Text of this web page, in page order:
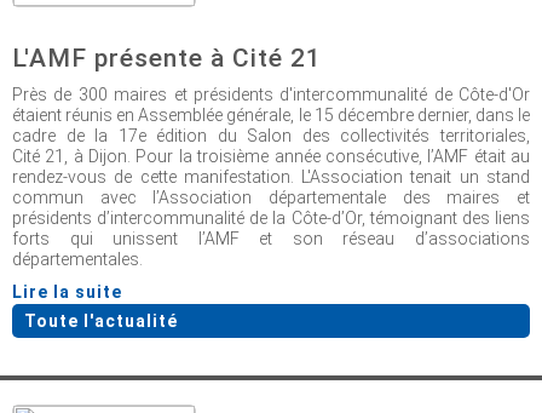
L'AMF présente à Cité 21
Près de 300 maires et présidents d'intercommunalité de Côte-d'Or
étaient réunis en Assemblée générale, le 15 décembre dernier, dans le
cadre de la 17e édition du Salon des collectivités territoriales,
Cité 21, à Dijon. Pour la troisième année consécutive, l’AMF était au
rendez-vous de cette manifestation. L'Association tenait un stand
commun avec l’Association départementale des maires et
présidents d’intercommunalité de la Côte-d’Or, témoignant des liens
forts qui unissent l’AMF et son réseau d’associations
départementales.
Lire la suite
Toute l'actualité